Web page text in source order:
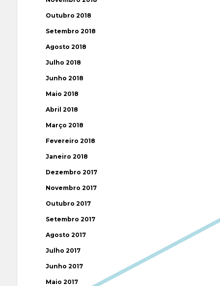
Outubro 2018
Setembro 2018
Agosto 2018
Julho 2018
Junho 2018
Maio 2018
Abril 2018
Março 2018
Fevereiro 2018
Janeiro 2018
Dezembro 2017
Novembro 2017
Outubro 2017
Setembro 2017
Agosto 2017
Julho 2017
Junho 2017
Maio 2017